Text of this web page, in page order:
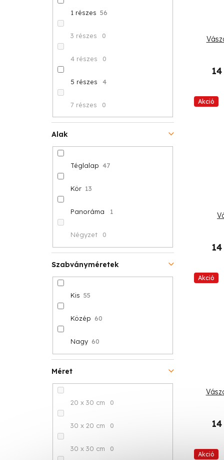
Méret
20 x 30 cm 0
30 x 20 cm 0
30 x 30 cm 0
1 részes 56
3 részes 0
4 részes 0
5 részes 4
7 részes 0
Alak
Téglalap 47
Kör 13
Panoráma 1
Négyzet 0
Szabványméretek
Kis 55
Közép 60
Nagy 60
Akció
Akció
Akció